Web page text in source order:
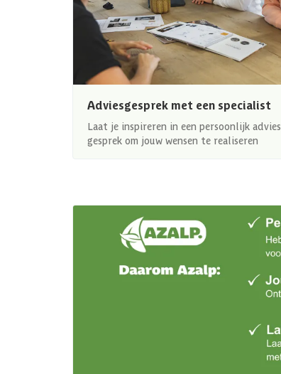
Adviesgesprek met een specialist
Laat je inspireren in een persoonlijk advies
gesprek om jouw wensen te realiseren